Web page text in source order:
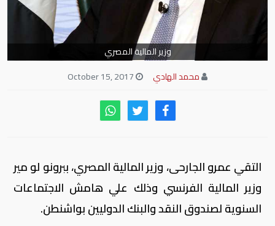
وزير المالية المصري
محمد الهادي
التقي عمرو الجارحى، وزير المالية المصري، ببرونو لو مير
وزير المالية الفرنسي وذلك علي هامش الاجتماعات
السنوية لصندوق النقد والبنك الدوليين بواشنطن.